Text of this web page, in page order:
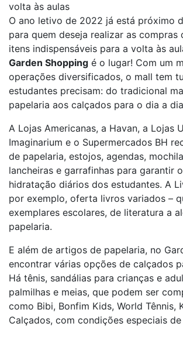
volta às aulas
O ano letivo de 2022 já está próximo
para quem deseja realizar as compras
itens indispensáveis para a volta às
Garden Shopping é o lugar! Com um
operações diversificados, o mall tem
estudantes precisam: do tradicional
papelaria aos calçados para o dia a
A Lojas Americanas, a Havan, a Lojas
Imaginarium e o Supermercados BH
de papelaria, estojos, agendas,
lancheiras e garrafinhas para garantir
hidratação diários dos estudantes. A
por exemplo, oferta livros variados –
exemplares escolares, de literatura a
papelaria.
E além de artigos de papelaria, no
encontrar várias opções de calçados
Há tênis, sandálias para crianças e
palmilhas e meias, que podem ser
como Bibi, Bonfim Kids, World Tênnis,
Calçados, com condições especiais